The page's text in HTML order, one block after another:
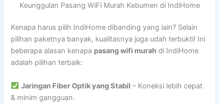
Keunggulan Pasang WiFi Murah Kebumen di IndiHome
Kenapa harus pilih IndiHome dibanding yang lain? Selain
pilihan paketnya banyak, kualitasnya juga udah terbukti! Ini
beberapa alasan kenapa pasang wifi murah di IndiHome
adalah pilihan terbaik:
Jaringan Fiber Optik yang Stabil – Koneksi lebih cepat
& minim gangguan.